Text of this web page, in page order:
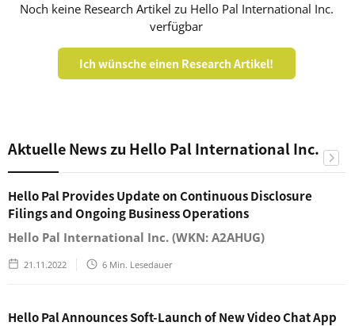
Noch keine Research Artikel zu Hello Pal International Inc.
verfügbar
Ich wünsche einen Research Artikel!
Aktuelle News zu Hello Pal International Inc.
Hello Pal Provides Update on Continuous Disclosure
Filings and Ongoing Business Operations
Hello Pal International Inc. (WKN: A2AHUG)
21.11.2022 6 Min. Lesedauer
Hello Pal Announces Soft-Launch of New Video Chat App